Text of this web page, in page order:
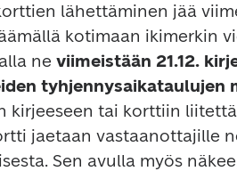
lähettäminen jää
kotimaan ikimerkin
ne viimeistään 21.12.
tyhjennysaikataulujen
kirjeeseen tai korttiin
jaetaan vastaanottajille